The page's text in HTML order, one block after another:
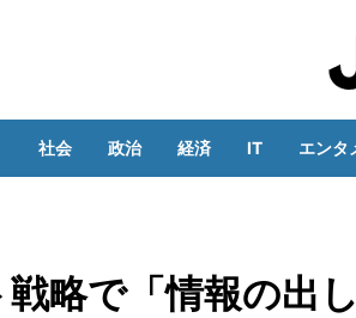
社会 政治 経済 IT エンタ
戦略で「情報の出